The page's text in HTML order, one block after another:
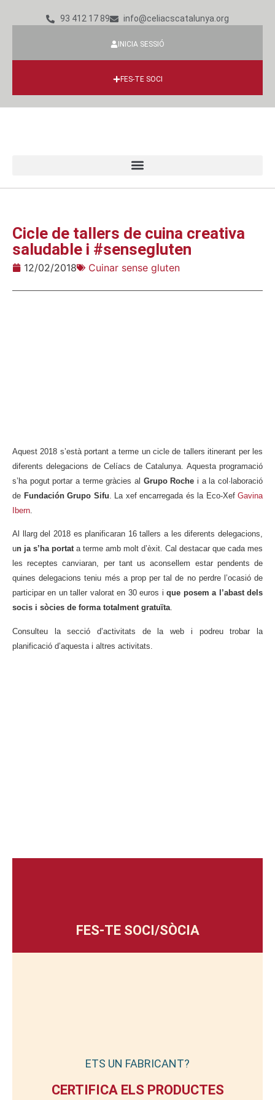
93 412 17 89 info@celiacscatalunya.org
INICIA SESSIÓ
FES-TE SOCI
Cicle de tallers de cuina creativa
saludable i #sensegluten
12/02/2018 Cuinar sense gluten
Aquest 2018 s’està portant a terme un cicle de tallers itinerant per les
diferents delegacions de Celíacs de Catalunya. Aquesta programació
s’ha pogut portar a terme gràcies al Grupo Roche i a la col·laboració
de Fundación Grupo Sifu . La xef encarregada és la Eco-Xef Gavina
Ibern
Al llarg del 2018 es planificaran 16 tallers a les diferents delegacions,
un ja s’ha portata terme amb molt d’èxit. Cal destacar que cada mes
les receptes canviaran, per tant us aconsellem estar pendents de
quines delegacions teniu més a prop per tal de no perdre l’ocasió de
participar en un taller valorat en 30 euros ique posem a l’abast dels
socis i sòcies de forma totalment gratuïta.
Consulteu la secció d’activitats de la web i podreu trobar la
planificació d’aquesta i altres activitats.
FES-TE SOCI/SÒCIA
ETS UN FABRICANT?
CERTIFICA ELS PRODUCTES